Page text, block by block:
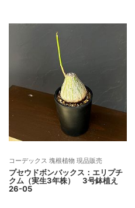
コーデックス 塊根植物 現品販売
プセウドボンバックス：エリプチ
クム（実生3年株） 3号鉢植え
26-05